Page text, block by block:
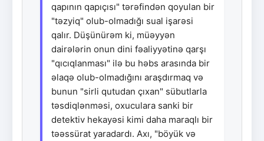
qapının qapıçısı" tərəfindən qoyulan bir
"təzyiq" olub-olmadığı sual işarəsi
qalır. Düşünürəm ki, müəyyən
dairələrin onun dini fəaliyyətinə qarşı
"qıcıqlanması" ilə bu həbs arasında bir
əlaqə olub-olmadığını araşdırmaq və
bunun "sirli qutudan çıxan" sübutlarla
təsdiqlənməsi, oxuculara sanki bir
detektiv hekayəsi kimi daha maraqlı bir
təəssürat yaradardı. Axı, "böyük və